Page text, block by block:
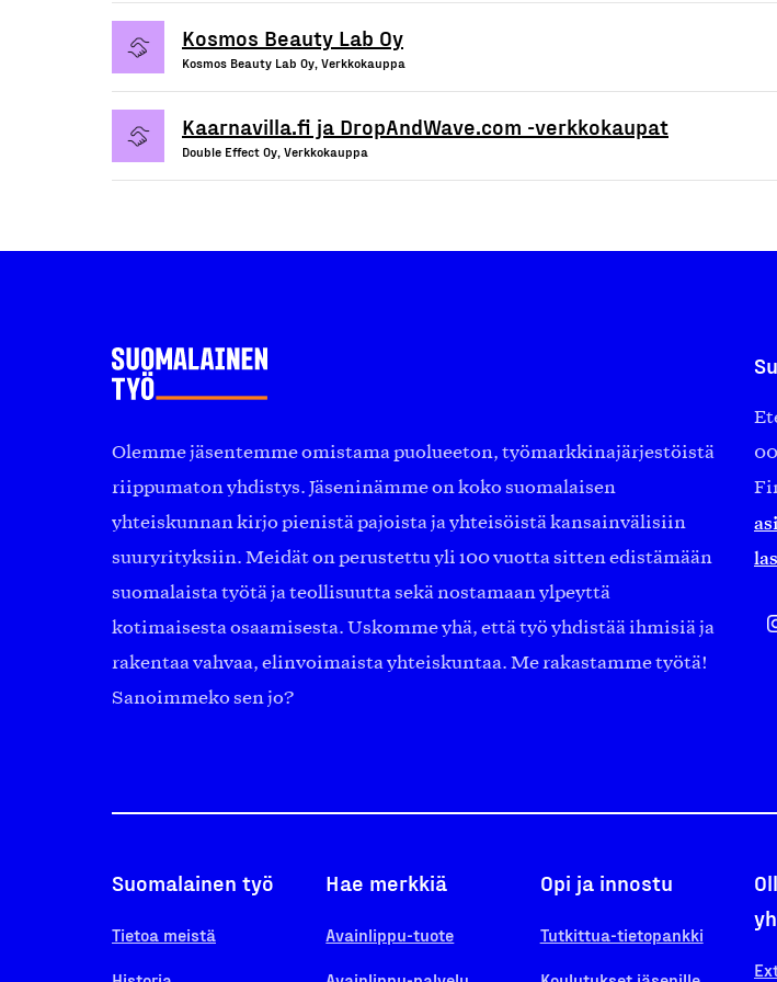
Kosmos Beauty Lab Oy
Kosmos Beauty Lab Oy, Verkkokauppa
Kaarnavilla.fi ja DropAndWave.com -verkkokaupat
Double Effect Oy, Verkkokauppa
Olemme jäsentemme omistama puolueeton, työmarkkinajärjestöistä
riippumaton yhdistys. Jäseninämme on koko suomalaisen
yhteiskunnan kirjo pienistä pajoista ja yhteisöistä kansainvälisiin
suuryrityksiin. Meidät on perustettu yli 100 vuotta sitten edistämään
suomalaista työtä ja teollisuutta sekä nostamaan ylpeyttä
kotimaisesta osaamisesta. Uskomme yhä, että työ yhdistää ihmisiä ja
rakentaa vahvaa, elinvoimaista yhteiskuntaa. Me rakastamme työtä!
Sanoimmeko sen jo?
Suomalainen työ
Tietoa meistä
Hae merkkiä
Avainlippu-tuote
Opi ja innostu
Tutkittua-tietopankki